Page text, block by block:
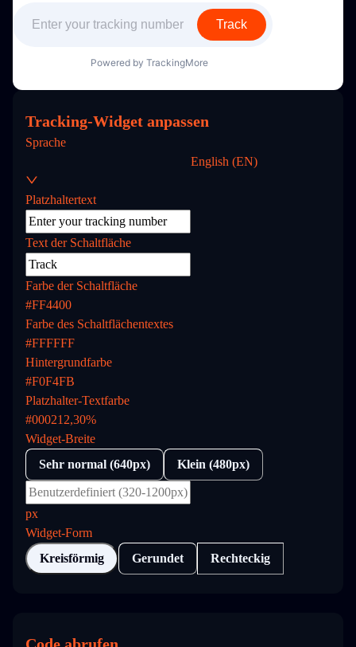
Tracking-Widget anpassen
Sprache
English (EN)
Platzhaltertext
Text der Schaltfläche
Farbe der Schaltfläche
#FF4400
Farbe des Schaltflächentextes
#FFFFFF
Hintergrundfarbe
#F0F4FB
Platzhalter-Textfarbe
#000212,30%
Widget-Breite
Sehr normal (640px)
Klein (480px)
px
Widget-Form
Kreisförmig
Gerundet Rechteckig
Code abrufen